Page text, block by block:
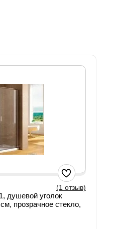
(1 отзыв)
душевой уголок
прозрачное стекло,